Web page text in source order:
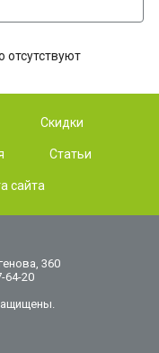
отсутствуют
Скидки
Статьи
сайта
360
64-20